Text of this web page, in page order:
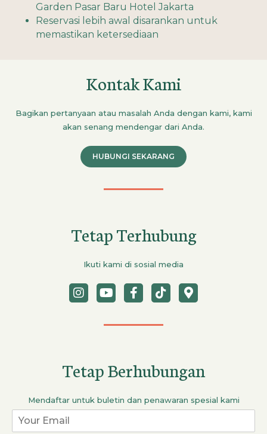
Garden Pasar Baru Hotel Jakarta
Reservasi lebih awal disarankan untuk
memastikan ketersediaan
Kontak Kami
Bagikan pertanyaan atau masalah Anda dengan kami, kami
akan senang mendengar dari Anda.
HUBUNGI SEKARANG
Tetap Terhubung
Ikuti kami di sosial media
Tetap Berhubungan
Mendaftar untuk buletin dan penawaran spesial kami